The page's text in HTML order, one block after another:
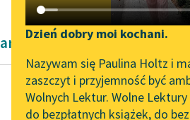
Katalog DAISY
Podkasty o książkach
Aktualności
„Prokurator Alicja Horn”
do słuchania
Dzień dobry moi kochani.
Nazywam się Paulina Holtz i
zaszczyt i przyjemność być
Wolnych Lektur. Wolne
do bezpłatnych książek, do
artykuły naukowe